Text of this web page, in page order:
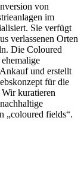
von
im
Sie verfügt
verlassenen Orten
Die Coloured
und erstellt
für die
kuratieren
„coloured fields“.